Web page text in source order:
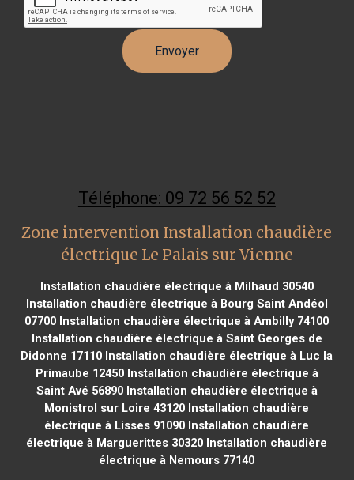
Téléphone: 09 72 56 52 52
Zone intervention Installation chaudière
électrique Le Palais sur Vienne
Installation chaudière électrique à Milhaud 30540
Installation chaudière électrique à Bourg Saint Andéol
07700 Installation chaudière électrique à Ambilly 74100
Installation chaudière électrique à Saint Georges de
Didonne 17110 Installation chaudière électrique à Luc la
Primaube 12450Installation chaudière électrique à
Saint Avé 56890Installation chaudière électrique à
Monistrol sur Loire 43120 Installation chaudière
électrique à Lisses 91090 Installation chaudière
électrique à Marguerittes 30320 Installation chaudière
électrique à Nemours 77140